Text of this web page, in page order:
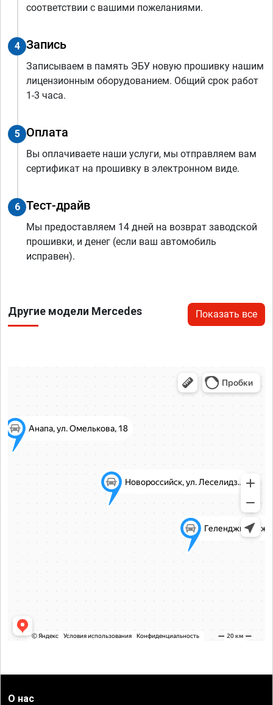
соответствии с вашими пожеланиями.
4 Запись
Записываем в память ЭБУ новую прошивку нашим
лицензионным оборудованием. Общий срок работ
1-3 часа.
5 Оплата
Вы оплачиваете наши услуги, мы отправляем вам
сертификат на прошивку в электронном виде.
6 Тест-драйв
Мы предоставляем 14 дней на возврат заводской
прошивки, и денег (если ваш автомобиль
исправен).
Другие модели Mercedes Показать все
О нас